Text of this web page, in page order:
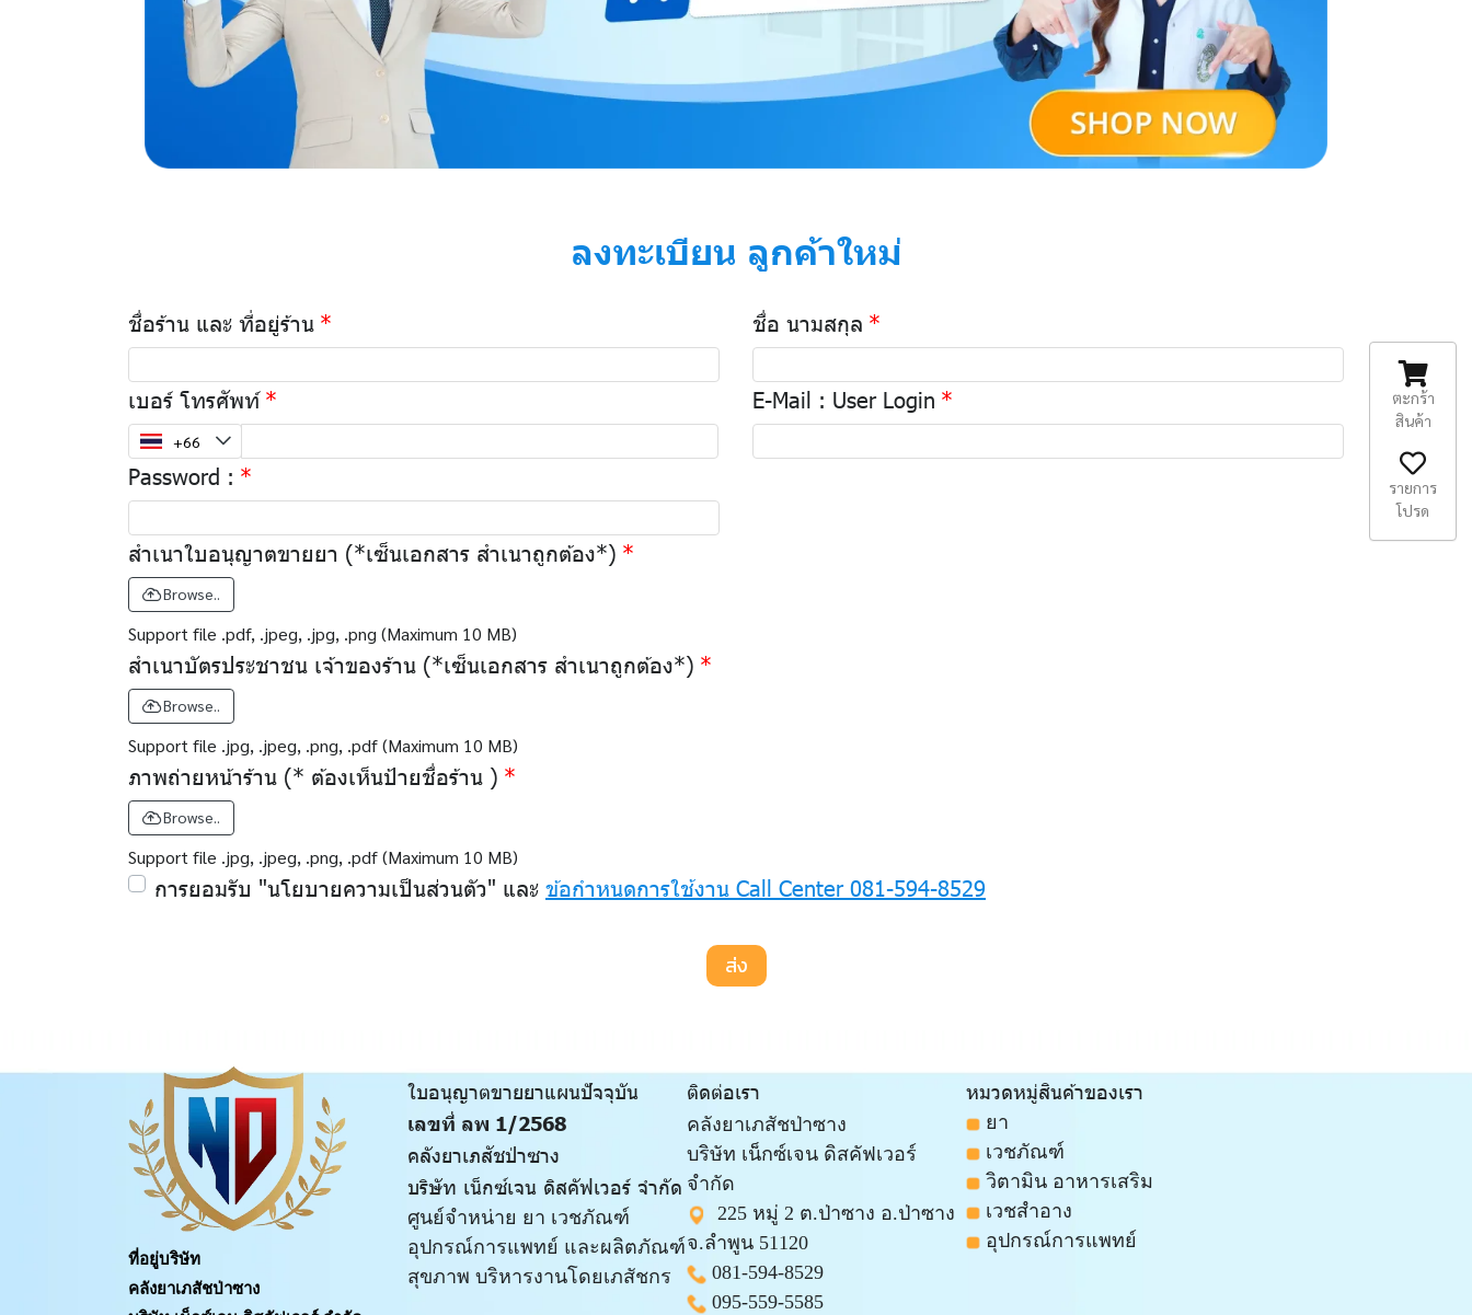
ลงทะเบียน ลูกค้าใหม่
ชื่อร้าน และ ที่อยู่ร้าน ชื่อ นามสกุล
เบอร์ โทรศัพท์ E-Mail : User Login
Password :
สำเนาใบอนุญาตขายยา (*เซ็นเอกสาร สำเนาถูกต้อง*)
Browse..
Support file .pdf, .jpeg, .jpg, .png (Maximum 10 MB)
สำเนาบัตรประชาชน เจ้าของร้าน (*เซ็นเอกสาร สำเนาถูกต้อง*)
Browse..
Support file .jpg, .jpeg, .png, .pdf (Maximum 10 MB)
ภาพถ่ายหน้าร้าน (* ต้องเห็นป้ายชื่อร้าน )
Browse..
Support file .jpg, .jpeg, .png, .pdf (Maximum 10 MB)
การยอมรับ "นโยบายความเป็นส่วนตัว" และ ข้อกำหนดการใช้งาน Call Center 081-594-8529
ส่ง
ที่อยู่บริษัท
คลังยาเภสัชป่าซาง
ใบอนุญาตขายยาแผนปัจจุบัน
เลขที่ ลพ 1/2568
คลังยาเภสัชป่าซาง
บริษัท เน็กซ์เจน ดิสคัฟเวอร์ จำกัด
ศูนย์จำหน่าย ยา เวชภัณฑ์
อุปกรณ์การแพทย์ และผลิตภัณฑ์
สุขภาพ บริหารงานโดยเภสัชกร
ติดต่อเรา
คลังยาเภสัชป่าซาง
บริษัท เน็กซ์เจน ดิสคัฟเวอร์
จำกัด
225 หมู่ 2 ต.ป่าซาง อ.ป่าซาง
จ.ลำพูน 51120
081-594-8529
095-559-5585
หมวดหมู่สินค้าของเรา
ยา
เวชภัณฑ์
วิตามิน อาหารเสริม
เวชสำอาง
อุปกรณ์การแพทย์
ตะกร้า
สินค้า
รายการ
โปรด